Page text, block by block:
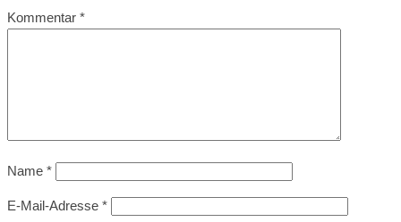
Kommentar *
Name *
E-Mail-Adresse *